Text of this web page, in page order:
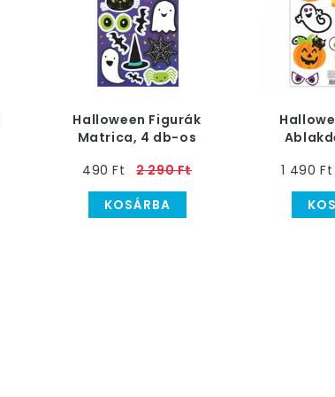
Halloween Figurák
Matrica, 4 db-os
490 Ft
2 290 Ft
KOSÁRBA
1 490 Ft